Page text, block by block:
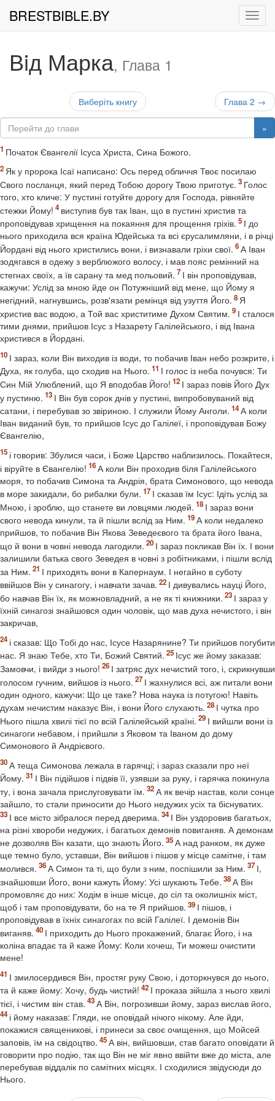
Рух
BRESTBIBLE.BY
Вiд Марка, Глава 1
Виберіть книгу Глава 2 →
»
Початок Євангелії Ісуса Христа, Сина Божого.
Як у пророка Ісаї написано: Ось перед обличчя Твоє посилаю
Свого посланця, який перед Тобою дорогу Твою приготує.
Голос
того, хто кличе: У пустині готуйте дорогу для Господа, рівняйте
стежки Йому!
виступив був так Іван, що в пустині христив та
проповідував хрищення на покаяння для прощення гріхів.
І до
нього приходила вся країна Юдейська та всі єрусалимляни, і в річці
Йордані від нього христились вони, і визнавали гріхи свої.
А Іван
зодягався в одежу з верблюжого волосу, і мав пояс ремінний на
стегнах своїх, а їв сарану та мед польовий.
І він проповідував,
кажучи: Услід за мною йде он Потужніший від мене, що Йому я
негідний, нагнувшись, розв'язати ремінця від узуття Його.
Я
христив вас водою, а Той вас христитиме Духом Святим.
І сталося
тими днями, прийшов Ісус з Назарету Галілейського, і від Івана
христився в Йордані.
І зараз, коли Він виходив із води, то побачив Іван небо розкрите, і
Духа, як голуба, що сходив на Нього.
І голос із неба почувся: Ти
Син Мій Улюблений, що Я вподобав Його!
І зараз повів Його Дух
у пустиню.
І Він був сорок днів у пустині, випробовуваний від
сатани, і перебував зо звіриною. І служили Йому Анголи.
А коли
Іван виданий був, то прийшов Ісус до Галілеї, і проповідував Божу
Євангелію,
і говорив: Збулися часи, і Боже Царство наблизилось. Покайтеся,
і віруйте в Євангелію!
А коли Він проходив біля Галілейського
моря, то побачив Симона та Андрія, брата Симонового, що невода
в море закидали, бо рибалки були.
І сказав їм Ісус: Ідіть услід за
Мною, і зроблю, що станете ви ловцями людей.
І зараз вони
свого невода кинули, та й пішли вслід за Ним.
А коли недалеко
прийшов, то побачив Він Якова Зеведеєвого та брата його Івана,
що й вони в човні невода лагодили.
І зараз покликав Він їх. І вони
залишили батька свого Зеведея в човні з робітниками, і пішли вслід
за Ним.
І приходять вони в Капернаум. І негайно в суботу
ввійшов Він у синагогу, і навчати зачав.
І дивувались науці Його,
бо навчав Він їх, як можновладний, а не як ті книжники.
І зараз у
їхній синагозі знайшовся один чоловік, що мав духа нечистого, і він
закричав,
і сказав: Що Тобі до нас, Ісусе Назарянине? Ти прийшов погубити
нас. Я знаю Тебе, хто Ти, Божий Святий.
Ісус же йому заказав:
Замовчи, і вийди з нього!
І затряс дух нечистий того, і, скрикнувши
голосом гучним, вийшов із нього.
І жахнулися всі, аж питали вони
один одного, кажучи: Що це таке? Нова наука із потугою! Навіть
духам нечистим наказує Він, і вони Його слухають.
І чутка про
Нього пішла хвилі тієї по всій Галілейській країні.
І вийшли вони із
синагоги небавом, і прийшли з Яковом та Іваном до дому
Симонового й Андрієвого.
А теща Симонова лежала в гарячці; і зараз сказали про неї
Йому.
І Він підійшов і підвів її, узявши за руку, і гарячка покинула
ту, і вона зачала прислуговувати їм.
А як вечір настав, коли сонце
зайшло, то стали приносити до Нього недужих усіх та біснуватих.
І все місто зібралося перед дверима.
І Він уздоровив багатьох,
на різні хвороби недужих, і багатьох демонів повиганяв. А демонам
не дозволяв Він казати, що знають Його.
А над ранком, як дуже
ще темно було, уставши, Він вийшов і пішов у місце самітне, і там
молився.
А Симон та ті, що були з ним, поспішили за Ним.
І,
знайшовши Його, вони кажуть Йому: Усі шукають Тебе.
А Він
промовляє до них: Ходім в інше місце, до сіл та околишніх міст,
щоб і там проповідувати, бо на те Я прийшов.
І пішов, і
проповідував в їхніх синагогах по всій Галілеї. І демонів Він
виганяв.
І приходить до Нього прокажений, благає Його, і на
коліна впадає та й каже Йому: Коли хочеш, Ти можеш очистити
мене!
І змилосердився Він, простяг руку Свою, і доторкнувся до нього,
та й каже йому: Хочу, будь чистий!
І проказа зійшла з нього хвилі
тієї, і чистим він став.
А Він, погрозивши йому, зараз вислав його,
і йому наказав: Гляди, не оповідай нічого нікому. Але йди,
покажися священикові, і принеси за своє очищення, що Мойсей
заповів, їм на свідоцтво.
А він, вийшовши, став багато оповідати й
говорити про подію, так що Він не міг явно ввійти вже до міста, але
перебував віддалік по самітних місцях. І сходилися звідусюди до
Нього.